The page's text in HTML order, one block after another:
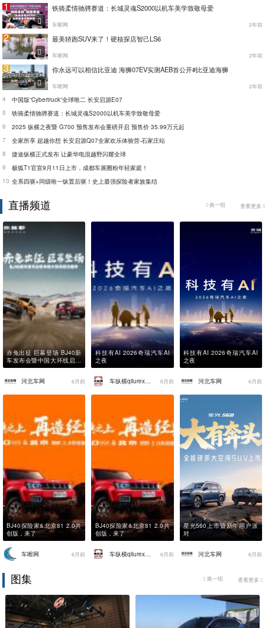
1 铁骑柔情驰骋赛道：长城灵魂S2000以机车美学致敬母爱
车嚓网 2年前
2 最美轿跑SUV来了！硬核探店智己LS6
车嚓网 2年前
3 你永远可以相信比亚迪 海狮07EV实测AEB首公开#比亚迪海狮
车嚓网 2年前
4
中国版“Cybertruck”全球唯二 长安启源E07
5
铁骑柔情驰骋赛道：长城灵魂S2000以机车美学致敬母爱
6
2025 纵横之夜暨 G700 预售发布会重磅开启 预售价 35.99万元起
7
全家所享 超越你想 长安启源Q07全家欢乐体验营-石家庄站
8
捷途纵横正式发布 让豪华电混越野闪耀全球
9
极狐T1官宣9月11日上市，成都车展圈粉年轻家庭！
10 全系四驱+同级唯一纵置后驱！史上最强探险者家族集结
直播频道 换一组 查看更多
赤兔出征 巨幕登场 BJ40新
车发布会暨中国大环线启动
盛典
河北车网
6月前
科技有AI 2026奇瑞汽车AI
之夜
车纵横qilurexian 6月前
科技有AI 2026奇瑞汽车AI
之夜
河北车网 6月前
BJ40探险家&北京81 2.0共
创版，来了
车嚓网 6月前
BJ40探险家&北京81 2.0共
创版，来了
车纵横qilurexian 6月前
星光560上市暨新年用户派
对
河北车网 6月前
图集 换一组 查看更多